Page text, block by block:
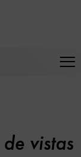
vistas